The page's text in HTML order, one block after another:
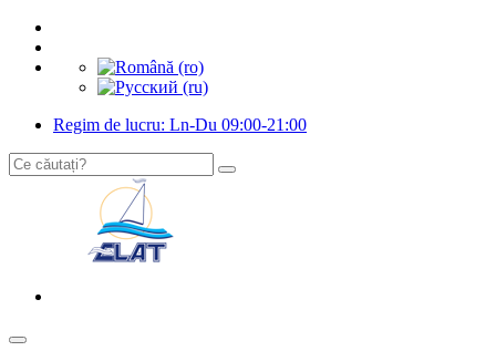
Regim de lucru: Ln-Du 09:00-21:00